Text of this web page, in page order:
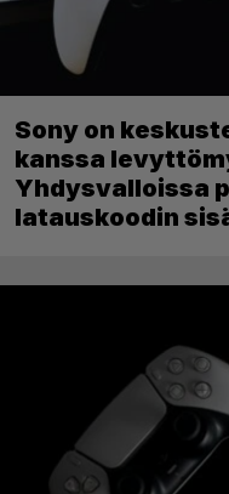
Sony on
kanssa
Yhdysvalloissa
latauskoodin